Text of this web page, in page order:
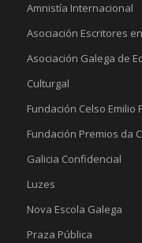
Amnistía Internacional
Asociación Escritores
Asociación Galega de
Culturgal
Fundación Celso Emilio
Fundación Premios da
Galicia Confidencial
Luzes
Nova Escola Galega
Praza Pública